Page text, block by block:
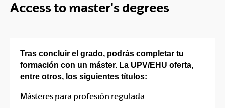
Access to master's degrees
Tras concluir el grado, podrás completar tu
formación con un máster. La UPV/EHU oferta,
entre otros, los siguientes títulos:
Másteres para profesión regulada